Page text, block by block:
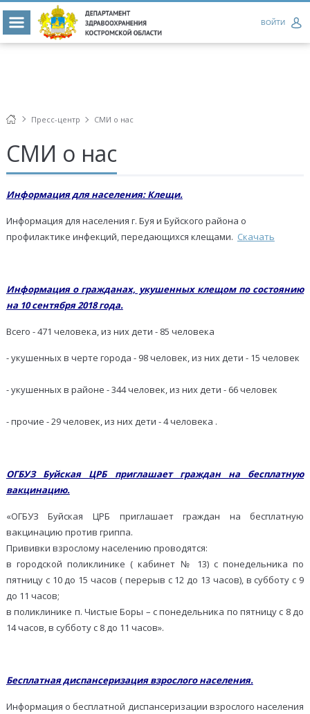
ВОЙТИ
Пресс-центр СМИ о нас
СМИ о нас
Информация для населения: Клещи.
Информация для населения г. Буя и Буйского района о
профилактике инфекций, передающихся клещами. Скачать
Информация о гражданах, укушенных клещом по состоянию
на 10 сентября 2018 года.
Всего - 471 человека, из них дети - 85 человека
- укушенных в черте города - 98 человек, из них дети - 15 человек
- укушенных в районе - 344 человек, из них дети - 66 человек
- прочие - 29 человек, из них дети - 4 человека .
ОГБУЗ Буйская ЦРБ приглашает граждан на бесплатную
вакцинацию.
«ОГБУЗ Буйская ЦРБ приглашает граждан на бесплатную
вакцинацию против гриппа.
Прививки взрослому населению проводятся:
в городской поликлинике ( кабинет № 13) с понедельника по
пятницу с 10 до 15 часов ( перерыв с 12 до 13 часов), в субботу с 9
до 11 часов;
в поликлинике п. Чистые Боры – с понедельника по пятницу с 8 до
14 часов, в субботу с 8 до 11 часов».
Бесплатная диспансеризация взрослого населения.
Информация о бесплатной диспансеризации взрослого населения